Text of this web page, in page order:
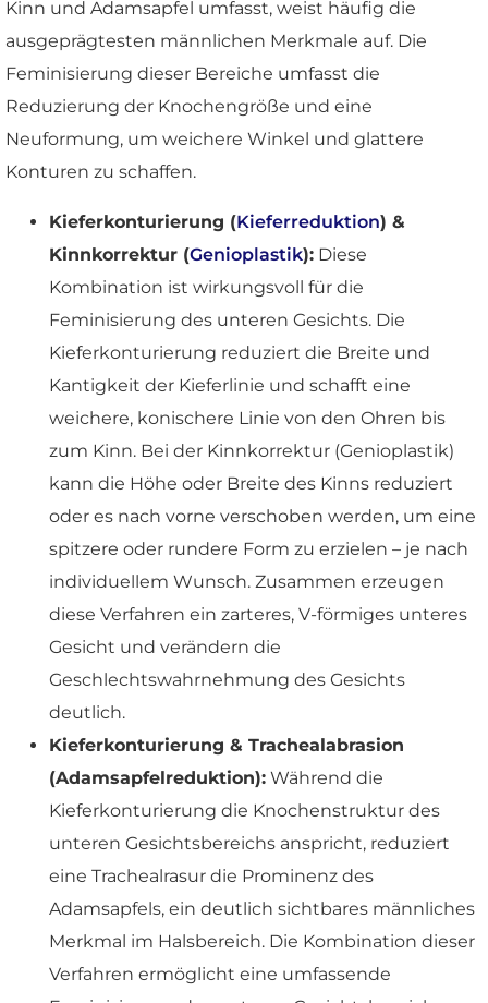
Kinn und Adamsapfel umfasst, weist häufig die
ausgeprägtesten männlichen Merkmale auf. Die
Feminisierung dieser Bereiche umfasst die
Reduzierung der Knochengröße und eine
Neuformung, um weichere Winkel und glattere
Konturen zu schaffen.
Kieferkonturierung (Kieferreduktion) &
Kinnkorrektur (Genioplastik): Diese
Kombination ist wirkungsvoll für die
Feminisierung des unteren Gesichts. Die
Kieferkonturierung reduziert die Breite und
Kantigkeit der Kieferlinie und schafft eine
weichere, konischere Linie von den Ohren bis
zum Kinn. Bei der Kinnkorrektur (Genioplastik)
kann die Höhe oder Breite des Kinns reduziert
oder es nach vorne verschoben werden, um eine
spitzere oder rundere Form zu erzielen – je nach
individuellem Wunsch. Zusammen erzeugen
diese Verfahren ein zarteres, V-förmiges unteres
Gesicht und verändern die
Geschlechtswahrnehmung des Gesichts
deutlich.
Kieferkonturierung & Trachealabrasion
(Adamsapfelreduktion): Während die
Kieferkonturierung die Knochenstruktur des
unteren Gesichtsbereichs anspricht, reduziert
eine Trachealrasur die Prominenz des
Adamsapfels, ein deutlich sichtbares männliches
Merkmal im Halsbereich. Die Kombination dieser
Verfahren ermöglicht eine umfassende